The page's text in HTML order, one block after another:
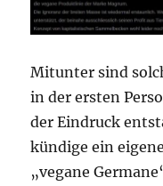
Mitunter sind
in der ersten
der Eindruck
kündige ein
„vegane